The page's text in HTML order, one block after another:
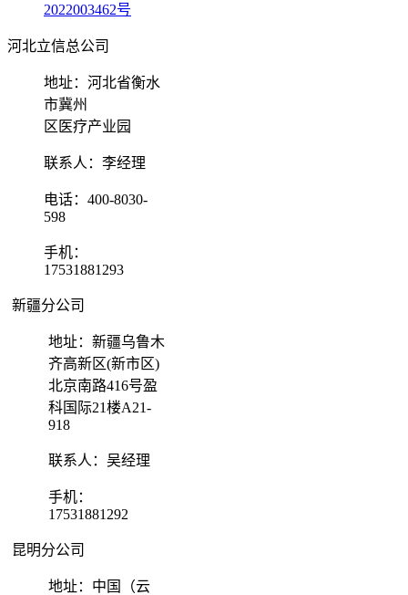
2022003462号
河北立信总公司
地址：河北省衡水
市冀州
区医疗产业园
联系人：李经理
电话：400-8030-
598
手机：
17531881293
新疆分公司
地址：新疆乌鲁木
齐高新区(新市区)
北京南路416号盈
科国际21楼A21-
918
联系人：吴经理
手机：
17531881292
昆明分公司
地址：中国（云